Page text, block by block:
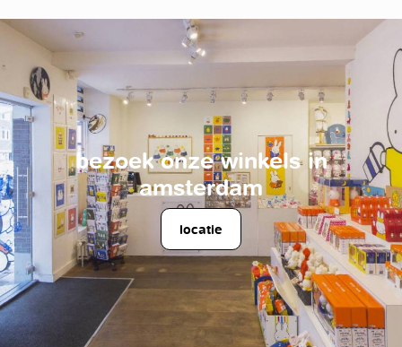
bezoek onze winkels in
amsterdam
locatie